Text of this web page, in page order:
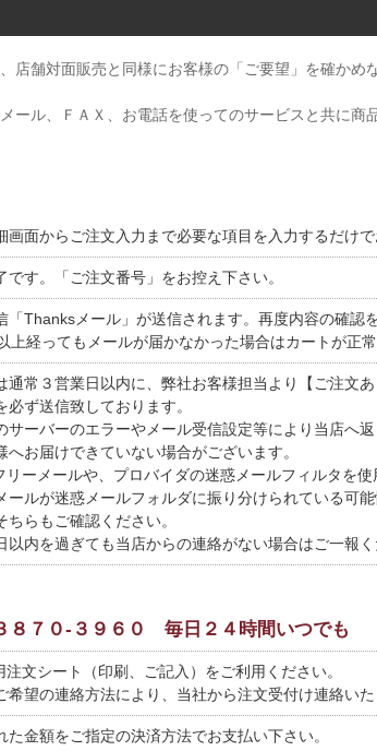
店舗対面販売と同様にお客様の「ご要望」を確かめ
ール、ＦＡＸ、お電話を使ってのサービスと共に商
画面からご注文入力まで必要な項目を入力するだけ
です。「ご注文番号」をお控え下さい。
「Thanksメール」が送信されます。再度内容の確認
上経ってもメールが届かなかった場合はカートが正常
通常３営業日以内に、弊社お客様担当より【ご注文あ
必ず送信致しております。
サーバーのエラーやメール受信設定等により当店へ
へお届けできていない場合がございます。
リーメールや、プロバイダの迷惑メールフィルタを
ールが迷惑メールフォルダに振り分けられている可
ちらもご確認ください。
以内を過ぎても当店からの連絡がない場合はご一報く
８７０-３９６０ 毎日２４時間いつでも
注文シート（印刷、ご記入）をご利用ください。
希望の連絡方法により、当社から注文受付け連絡いた
た金額をご指定の決済方法でお支払い下さい。